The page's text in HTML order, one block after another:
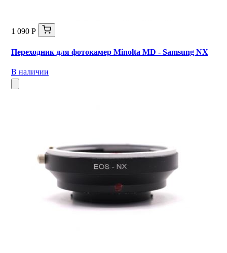
1 090 Р
Переходник для фотокамер Minolta MD - Samsung NX
В наличии